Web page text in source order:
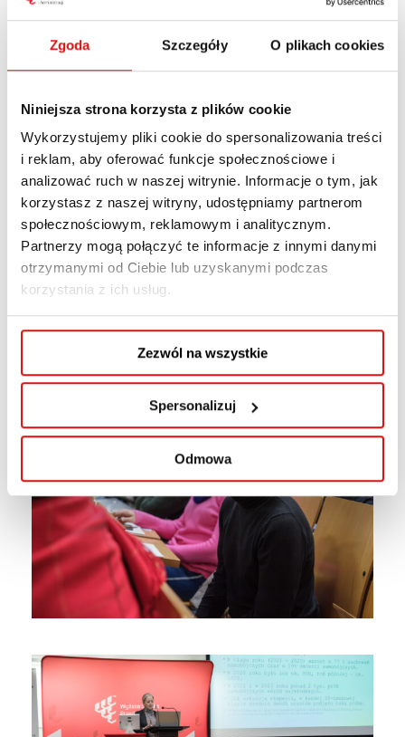
Zgoda Szczegóły O plikach cookies
Niniejsza strona korzysta z plików cookie
Wykorzystujemy pliki cookie do spersonalizowania treści
i reklam, aby oferować funkcje społecznościowe i
analizować ruch w naszej witrynie. Informacje o tym, jak
korzystasz z naszej witryny, udostępniamy partnerom
społecznościowym, reklamowym i analitycznym.
Partnerzy mogą połączyć te informacje z innymi danymi
otrzymanymi od Ciebie lub uzyskanymi podczas
korzystania z ich usług.
Zezwól na wszystkie
Spersonalizuj
Odmowa